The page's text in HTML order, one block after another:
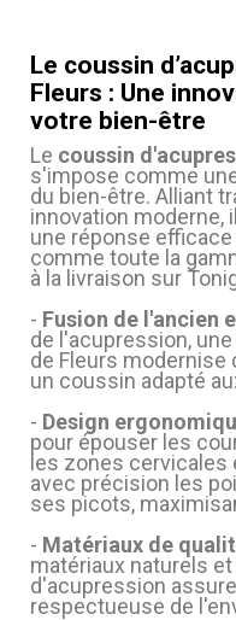
Le coussin
Fleurs : Une
votre bien-être
Le coussin
s'impose comme
du bien-être. Alliant
innovation moderne,
une réponse
comme toute la
à la livraison sur
- Fusion de l'ancien
de l'acupression,
de Fleurs
un coussin adapté
- Design
pour épouser les
les zones cervicales
avec précision les
ses picots,
- Matériaux de
matériaux naturels
d'acupression
respectueuse de